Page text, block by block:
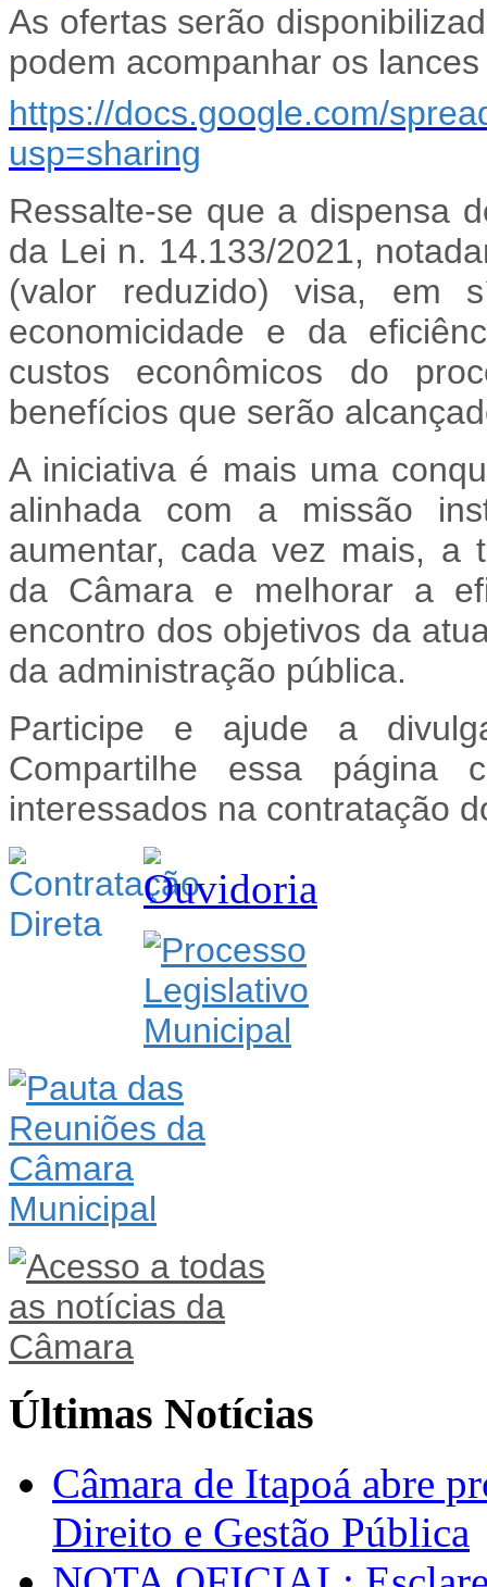
As ofertas serão
podem acompanhar os
https://docs.google.com/
usp=sharing
Ressalte-se que a dispensa
da Lei n. 14.133/2021,
(valor reduzido) visa, em
economicidade e da
custos econômicos do
benefícios que serão
A iniciativa é mais uma
alinhada com a missão
aumentar, cada vez mais, a
da Câmara e melhorar a
encontro dos objetivos da
da administração pública.
Participe e ajude a
Compartilhe essa página
interessados na contratação
Últimas Notícias
Câmara de Itapoá abre
Direito e Gestão Pública